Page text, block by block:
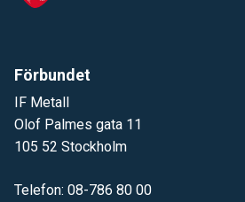
Förbundet
IF Metall
Olof Palmes gata 11
105 52 Stockholm
Telefon: 08-786 80 00